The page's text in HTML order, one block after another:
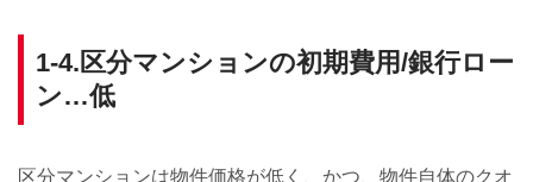
1-4.区分マンションの初期費用/銀行ロー
ン…低
区分マンションは物件価格が低く、かつ、物件自体のクオ